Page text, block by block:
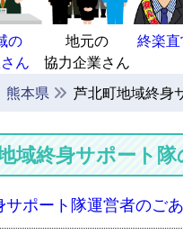
の
ん
地元の
協力企業さん
終楽
熊本県 芦北町地域終身
域終身サポート隊
サポート隊運営者のご